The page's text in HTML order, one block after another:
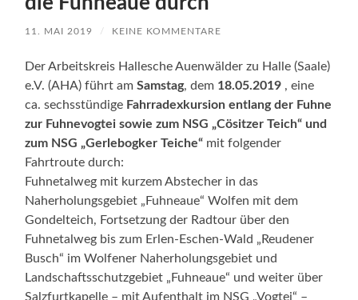
11. MAI 2019 / KEINE KOMMENTARE
Der Arbeitskreis Hallesche Auenwälder zu Halle (Saale)
e.V. (AHA) führt amSamstag, dem 18.05.2019 , eine
ca. sechsstündige Fahrradexkursion entlang der Fuhne
zur Fuhnevogtei sowie zum NSG „Cösitzer Teich“ und
zum NSG „Gerlebogker Teiche“ mit folgender
Fahrtroute durch:
Fuhnetalweg mit kurzem Abstecher in das
Naherholungsgebiet „Fuhneaue“ Wolfen mit dem
Gondelteich, Fortsetzung der Radtour über den
Fuhnetalweg bis zum Erlen-Eschen-Wald „Reudener
Busch“ im Wolfener Naherholungsgebiet und
Landschaftsschutzgebiet „Fuhneaue“ und weiter über
Salzfurtkapelle – mit Aufenthalt im NSG „Vogtei“ –